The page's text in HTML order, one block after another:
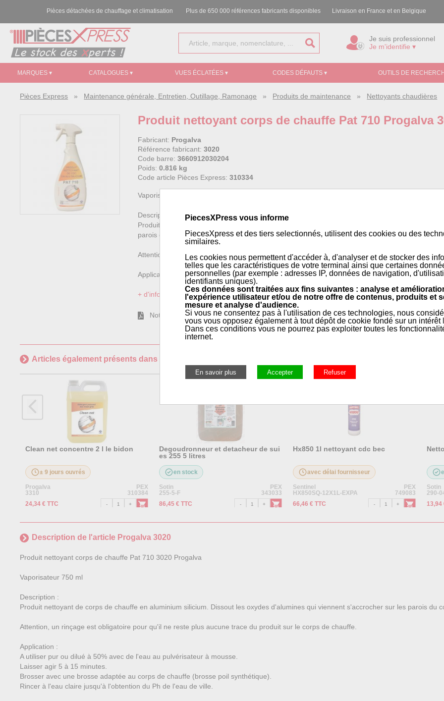
Pièces détachées de chauffage et climatisation Plus de 650 000 références fabricants disponibles Livraison en France et en Belgique
Je suis professionnel
Je m'identifie ▾
MARQUES ▾ CATALOGUES ▾ VUES ÉCLATÉES ▾ CODES DÉFAUTS ▾ OUTILS DE
Pièces Express » Maintenance générale, Entretien, Outillage, Ramonage » Produits de maintenance » Nettoyants chaudières
Produit nettoyant corps de chauffe Pat 710 Progalva
Fabricant: Progalva
Référence fabricant: 3020
Code barre: 3660912030204
Poids: 0.816 kg
Code article Pièces Express: 310334
Vaporisateur 750 ml
Description :
Produit nettoyant de corps de chauffe en aluminium silicium. Dissout les oxydes d'alumines qui
parois du corps de chauffe.
Attention, un rinçage est obligatoire pour qu'il ne reste plus aucune trace du produit sur le corps
Application...
+ d'informations sur l'article
Notice
Articles également présents dans
Clean net concentre 2 l le bidon
± 9 jours ouvrés
Progalva
PEX
3310
310384
24,34 € TTC
Degoudronneur et detacheur de sui
es 255 5 litres
en stock
Sotin
PEX
255-5-F
343033
86,45 € TTC
Hx850 1l nettoyant cdc bec
avec délai fournisseur
Sentinel
PEX
HX850SQ-12X1L-EXPA
749083
66,46 € TTC
Sotin
290-
13,94
Description de l'article Progalva 3020
Produit nettoyant corps de chauffe Pat 710 3020 Progalva
Vaporisateur 750 ml
Description :
Produit nettoyant de corps de chauffe en aluminium silicium. Dissout les oxydes d'alumines qui viennent s'accrocher sur les parois du
Attention, un rinçage est obligatoire pour qu'il ne reste plus aucune trace du produit sur le corps de chauffe.
Application :
A utiliser pur ou dilué à 50% avec de l'eau au pulvérisateur à mousse.
Laisser agir 5 à 15 minutes.
Brosser avec une brosse adaptée au corps de chauffe (brosse poil synthétique).
Rincer à l'eau claire jusqu'à l'obtention du Ph de l'eau de ville.
PiecesXPress vous informe
PiecesXpress et des tiers selectionnés, utilisent des cookies ou des
similaires.
Les cookies nous permettent d'accéder à, d'analyser et de stocker des
telles que les caractéristiques de votre terminal ainsi que certaines
personnelles (par exemple : adresses IP, données de navigation,
identifiants uniques).
Ces données sont traitées aux fins suivantes : analyse et
l'expérience utilisateur et/ou de notre offre de contenus, produits et
mesure et analyse d'audience.
Si vous ne consentez pas à l'utilisation de ces technologies, nous
vous vous opposez également à tout dépôt de cookie fondé sur un intérêt
Dans ces conditions vous ne pourrez pas exploiter toutes les
internet.